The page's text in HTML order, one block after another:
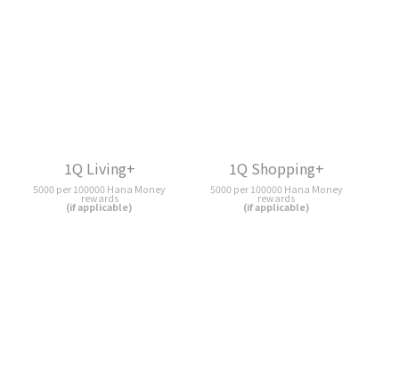
메가마켓 체크카드
200 per 20000 Cash back
(if applicable)
해피포인트 체크카드
200 per 20000 Cash back
(if applicable)